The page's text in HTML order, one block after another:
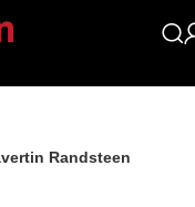
Randsteen